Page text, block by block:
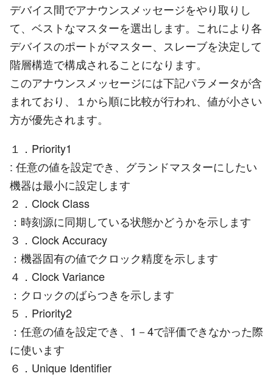
デバイス間でアナウンスメッセージをやり取りし
て、ベストなマスターを選出します。これにより各
デバイスのポートがマスター、スレーブを決定して
階層構造で構成されることになります。
このアナウンスメッセージには下記パラメータが含
まれており、１から順に比較が行われ、値が小さい
方が優先されます。
１．Priority1
: 任意の値を設定でき、グランドマスターにしたい
機器は最小に設定します
２．Clock Class
：時刻源に同期している状態かどうかを示します
３．Clock Accuracy
：機器固有の値でクロック精度を示します
４．Clock Variance
：クロックのばらつきを示します
５．Priority2
：任意の値を設定でき、1－4で評価できなかった際
に使います
６．Unique Identifier